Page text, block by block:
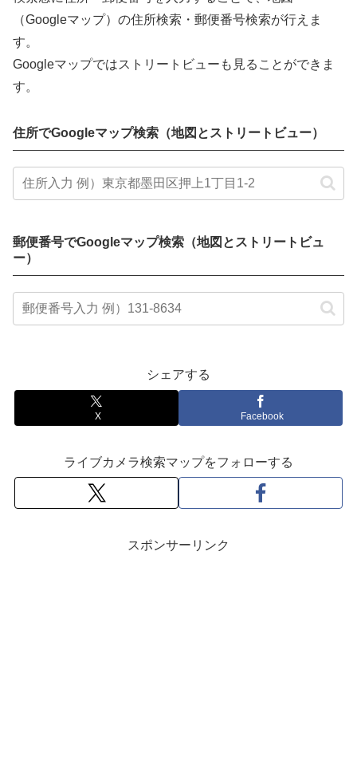
（Googleマップ）の住所検索・郵便番号検索が行えま
す。
Googleマップではストリートビューも見ることができま
す。
住所でGoogleマップ検索（地図とストリートビュー）
郵便番号でGoogleマップ検索（地図とストリートビュ
ー）
シェアする
X Facebook
ライブカメラ検索マップをフォローする
スポンサーリンク